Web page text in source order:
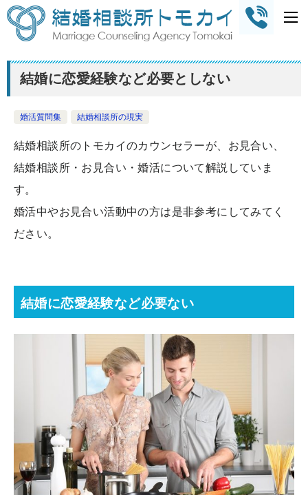
結婚に恋愛経験など必要としない
婚活質問集 結婚相談所の現実
結婚相談所のトモカイのカウンセラーが、お見合い、
結婚相談所・お見合い・婚活について解説していま
す。
婚活中やお見合い活動中の方は是非参考にしてみてく
ださい。
結婚に恋愛経験など必要ない